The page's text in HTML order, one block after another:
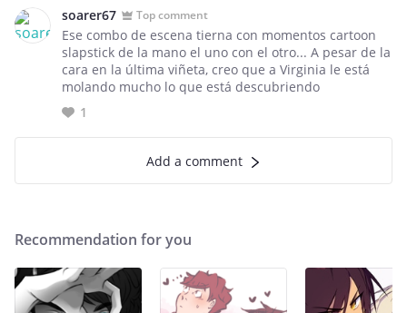
soarer67 Top comment
Ese combo de escena tierna con momentos cartoon
slapstick de la mano el uno con el otro... A pesar de la
cara en la última viñeta, creo que a Virginia le está
molando mucho lo que está descubriendo
1
Add a comment
Recommendation for you